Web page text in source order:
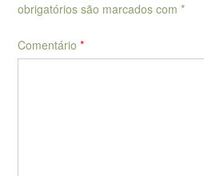
obrigatórios são marcados com *
Comentário *